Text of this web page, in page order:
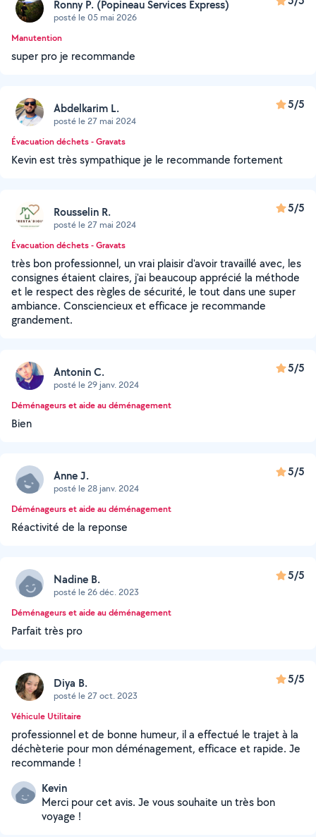
Ronny P. (Popineau Services Express)
posté le 05 mai 2026
Manutention
super pro je recommande
Abdelkarim L.
posté le 27 mai 2024
5/5
Évacuation déchets - Gravats
Kevin est très sympathique je le recommande fortement
Rousselin R.
posté le 27 mai 2024
5/5
Évacuation déchets - Gravats
très bon professionnel, un vrai plaisir d'avoir travaillé avec, les
consignes étaient claires, j'ai beaucoup apprécié la méthode
et le respect des règles de sécurité, le tout dans une super
ambiance. Consciencieux et efficace je recommande
grandement.
Antonin C.
posté le 29 janv. 2024
5/5
Déménageurs et aide au déménagement
Bien
Anne J.
posté le 28 janv. 2024
5/5
Déménageurs et aide au déménagement
Réactivité de la reponse
Nadine B.
posté le 26 déc. 2023
5/5
Déménageurs et aide au déménagement
Parfait très pro
Diya B.
posté le 27 oct. 2023
5/5
Véhicule Utilitaire
professionnel et de bonne humeur, il a effectué le trajet à la
déchèterie pour mon déménagement, efficace et rapide. Je
recommande !
Kevin
Merci pour cet avis. Je vous souhaite un très bon
voyage !